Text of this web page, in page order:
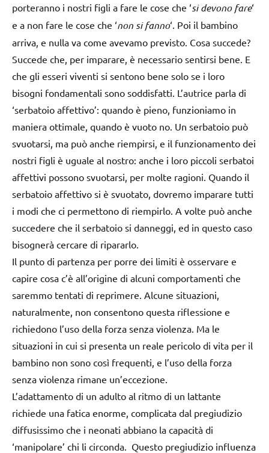
porteranno i nostri figli a fare le cose che ‘si devono fare‘
e a non fare le cose che ‘non si fanno‘. Poi il bambino
arriva, e nulla va come avevamo previsto. Cosa succede?
Succede che, per imparare, è necessario sentirsi bene. E
che gli esseri viventi si sentono bene solo se i loro
bisogni fondamentali sono soddisfatti. L’autrice parla di
‘serbatoio affettivo’: quando è pieno, funzioniamo in
maniera ottimale, quando è vuoto no. Un serbatoio può
svuotarsi, ma può anche riempirsi, e il funzionamento dei
nostri figli è uguale al nostro: anche i loro piccoli serbatoi
affettivi possono svuotarsi, per molte ragioni. Quando il
serbatoio affettivo si è svuotato, dovremo imparare tutti
i modi che ci permettono di riempirlo. A volte può anche
succedere che il serbatoio si danneggi, ed in questo caso
bisognerà cercare di ripararlo.
Il punto di partenza per porre dei limiti è osservare e
capire cosa c’è all’origine di alcuni comportamenti che
saremmo tentati di reprimere. Alcune situazioni,
naturalmente, non consentono questa riflessione e
richiedono l’uso della forza senza violenza. Ma le
situazioni in cui si presenta un reale pericolo di vita per il
bambino non sono così frequenti, e l’uso della forza
senza violenza rimane un’eccezione.
L’adattamento di un adulto al ritmo di un lattante
richiede una fatica enorme, complicata dal pregiudizio
diffusissimo che i neonati abbiano la capacità di
‘manipolare’ chi li circonda. Questo pregiudizio influenza